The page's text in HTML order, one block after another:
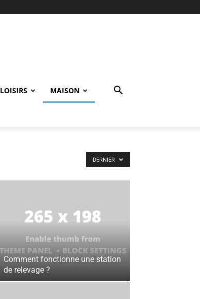
LOISIRS MAISON
DERNIER
Comment fonctionne une station
de relevage ?